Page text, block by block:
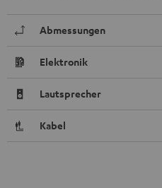
Abmessungen
Elektronik
Lautsprecher
Kabel